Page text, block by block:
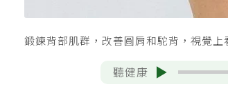
鍛鍊背部肌群，改善圓肩和駝背，視覺
聽健康